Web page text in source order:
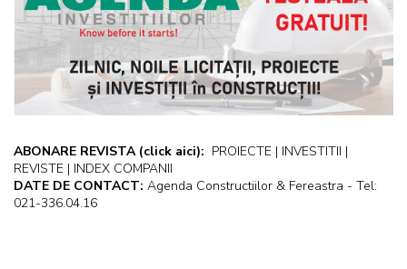
ABONARE REVISTA (click aici): PROIECTE | INVESTITII |
REVISTE | INDEX COMPANII
DATE DE CONTACT: Agenda Constructiilor & Fereastra - Tel:
021-336.04.16